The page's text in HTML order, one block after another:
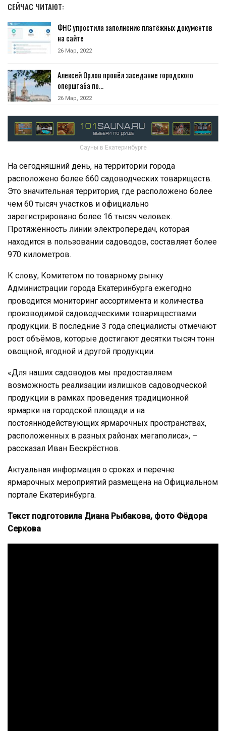
СЕЙЧАС ЧИТАЮТ:
ФНС упростила заполнение платёжных документов
на сайте
26 Мар, 2022
Алексей Орлов провёл заседание городского
оперштаба по…
26 Мар, 2022
Сауны в Екатеринбурге
На сегодняшний день, на территории города
расположено более 660 садоводческих товариществ.
Это значительная территория, где расположено более
чем 60 тысяч участков и официально
зарегистрировано более 16 тысяч человек.
Протяжённость линии электропередач, которая
находится в пользовании садоводов, составляет более
970 километров.
К слову, Комитетом по товарному рынку
Администрации города Екатеринбурга ежегодно
проводится мониторинг ассортимента и количества
производимой садоводческими товариществами
продукции. В последние 3 года специалисты отмечают
рост объёмов, которые достигают десятки тысяч тонн
овощной, ягодной и другой продукции.
«Для наших садоводов мы предоставляем
возможность реализации излишков садоводческой
продукции в рамках проведения традиционной
ярмарки на городской площади и на
постояннодействующих ярмарочных пространствах,
расположенных в разных районах мегаполиса», –
рассказал Иван Бескрёстнов.
Актуальная информация о сроках и перечне
ярмарочных мероприятий размещена на Официальном
портале Екатеринбурга.
Текст подготовила Диана Рыбакова, фото Фёдора
Серкова